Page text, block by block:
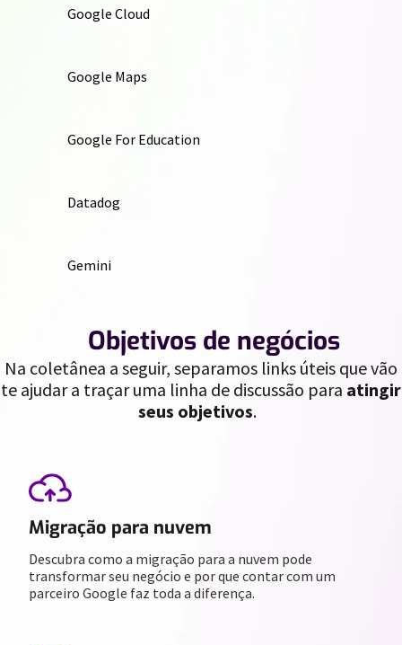
Google Cloud
Google Maps
Google For Education
Datadog
Gemini
Objetivos de negócios
Na coletânea a seguir, separamos links úteis que vão
te ajudar a traçar uma linha de discussão para atingir
seus objetivos.
Migração para nuvem
Descubra como a migração para a nuvem pode
transformar seu negócio e por que contar com um
parceiro Google faz toda a diferença.